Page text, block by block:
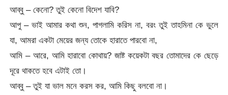
আব্বু – কেনো? তুই কেনো বিদেশ যাবি?
আপু – ভাই আমার কথা শুন, পাগলামি করিস না, বরং তুই তাহমিনা কে ভুলে
যা, আমরা একটা মেয়ের জন্য তোকে হারাতে পারবো না,
আমি – আরে, আমি হারাবো কোথায়? জাষ্ট কয়েকটা বছর তোমাদের কে ছেড়ে
দূরে থাকতে হবে এটাই তো।
আব্বু – তুই যা ভাল মনে করস কর, আমি কিছু বলবো না।